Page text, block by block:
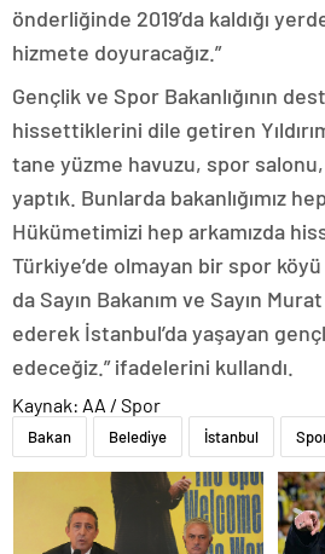
önderliğinde 2019’da kaldığı
hizmete doyuracağız.”
Gençlik ve Spor Bakanlığının
hissettiklerini dile getiren
tane yüzme havuzu, spor
yaptık. Bunlarda bakanlığımız
Hükümetimizi hep arkamızda
Türkiye’de olmayan bir spor
da Sayın Bakanım ve Sayın
ederek İstanbul’da yaşayan
edeceğiz.” ifadelerini kullandı.
Kaynak: AA / Spor
Bakan Belediye İstanbul